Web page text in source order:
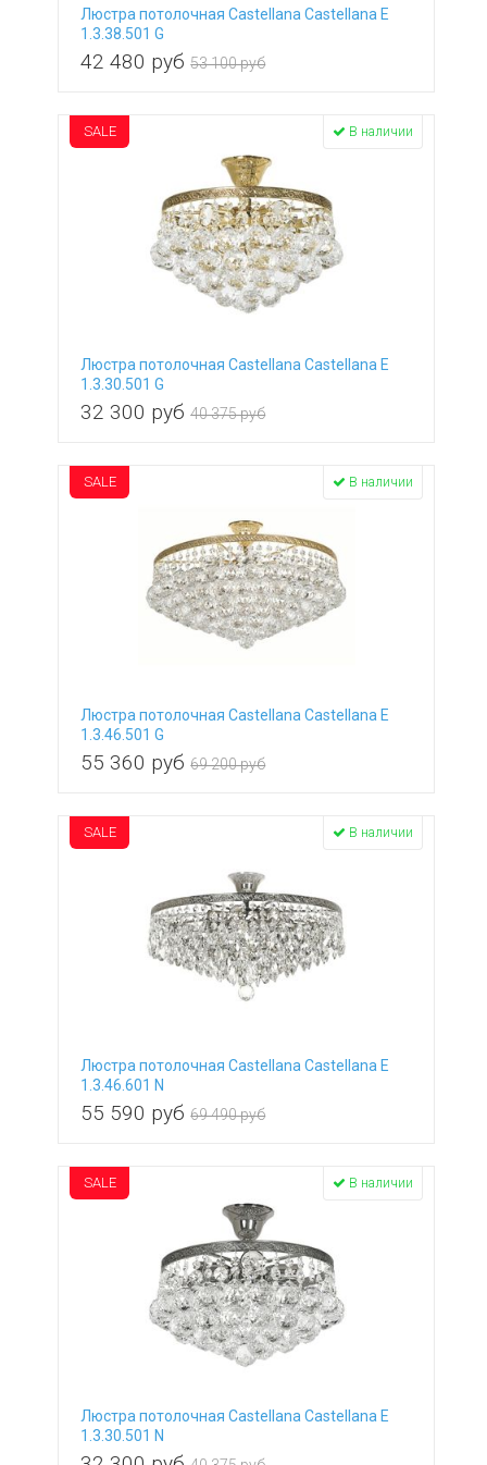
Люстра потолочная Castellana Castellana E
1.3.38.501 G
42 480 руб 53 100 руб
Люстра потолочная Castellana Castellana E
1.3.30.501 G
32 300 руб 40 375 руб
SALE В наличии
Люстра потолочная Castellana Castellana E
1.3.46.501 G
55 360 руб 69 200 руб
SALE В наличии
Люстра потолочная Castellana Castellana E
1.3.46.601 N
55 590 руб 69 490 руб
SALE В наличии
Люстра потолочная Castellana Castellana E
1.3.30.501 N
SALE В наличии